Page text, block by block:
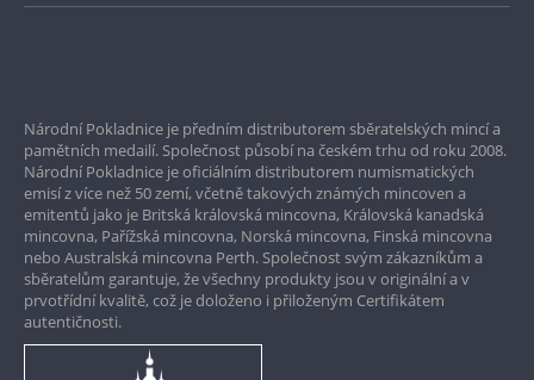
Garance nejvyšší kvality
Pouze originální produkty
Národní Pokladnice je předním distributorem sběratelských mincí a
pamětních medailí. Společnost působí na českém trhu od roku 2008.
Národní Pokladnice je oficiálním distributorem numismatických
emisí z více než 50 zemí, včetně takových známých mincoven a
emitentů jako je Britská královská mincovna, Královská kanadská
mincovna, Pařížská mincovna, Norská mincovna, Finská mincovna
nebo Australská mincovna Perth. Společnost svým zákazníkům a
sběratelům garantuje, že všechny produkty jsou v originální a v
prvotřídní kvalitě, což je doloženo i přiloženým Certifikátem
autentičnosti.